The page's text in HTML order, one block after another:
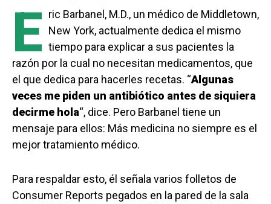
E ric Barbanel, M.D., un médico de Middletown,
New York, actualmente dedica el mismo
tiempo para explicar a sus pacientes la
razón por la cual no necesitan medicamentos, que
el que dedica para hacerles recetas. “Algunas
veces me piden un antibiótico antes de siquiera
decirme hola“, dice. Pero Barbanel tiene un
mensaje para ellos: Más medicina no siempre es el
mejor tratamiento médico.
Para respaldar esto, él señala varios folletos de
Consumer Reports pegados en la pared de la sala